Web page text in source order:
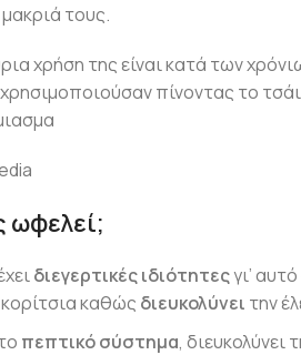
τους.
χρήση της είναι κατά των
πίνοντας το
ωφελεί;
διεγερτικές ιδιότητεςγι’
καθώς διευκολύνει την
πεπτικό σύστημα, διευκολύνει